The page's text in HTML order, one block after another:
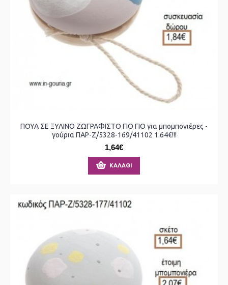
ΠΟΥΑ ΣΕ ΞΥΛΙΝΟ ΖΩΓΡΑΦΙΣΤΟ ΓΙΟ ΓΙΟ για μπομπονιέρες -
γούρια ΠΑΡ-Ζ/5328-169/41102 1.64€!!!
1,64€
ΚΑΛΆΘΙ